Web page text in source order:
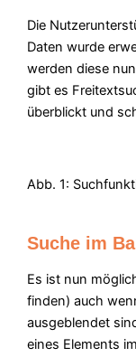
Die
Daten wurde
werden diese
gibt es
überblickt und
Abb. 1:
Suche im
Es ist nun
finden) auch
ausgeblendet
eines Elements